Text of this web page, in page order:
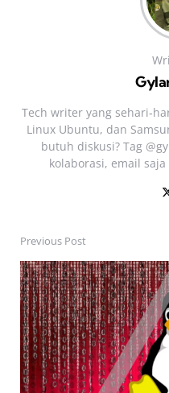
Tech writer yang
Linux Ubuntu, dan
butuh diskusi? Tag
kolaborasi, email saja
Post
navigation
Previous Post